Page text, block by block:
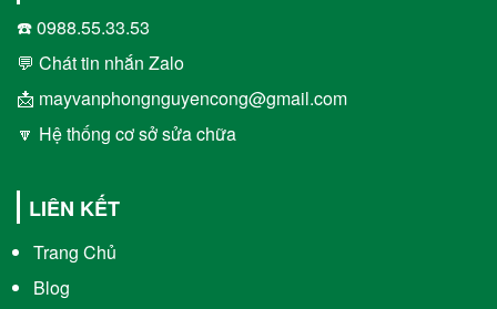
☎️ 0988.55.33.53
💬 Chát tin nhắn Zalo
📩 mayvanphongnguyencong@gmail.com
🔽 Hệ thống cơ sở sửa chữa
LIÊN KẾT
Trang Chủ
Blog